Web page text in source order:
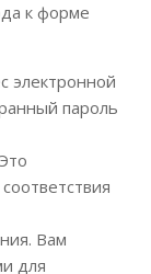
к форме
электронной
пароль
Вам
для